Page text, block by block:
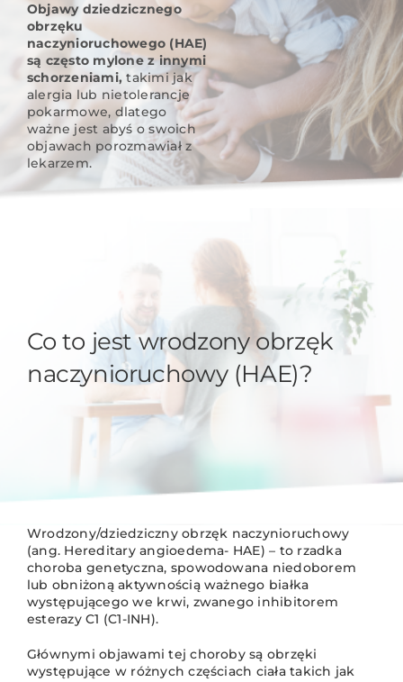
Objawy dziedzicznego
obrzęku
naczynioruchowego (HAE)
są często mylone z innymi
schorzeniami, takimi jak
alergia lub nietolerancje
pokarmowe, dlatego
ważne jest abyś o swoich
objawach porozmawiał z
lekarzem.
Co to jest wrodzony obrzęk
naczynioruchowy (HAE)?
Wrodzony/dziedziczny obrzęk naczynioruchowy
(ang. Hereditary angioedema- HAE) – to rzadka
choroba genetyczna, spowodowana niedoborem
lub obniżoną aktywnością ważnego białka
występującego we krwi, zwanego inhibitorem
esterazy C1 (C1-INH).
Głównymi objawami tej choroby są obrzęki
występujące w różnych częściach ciała takich jak